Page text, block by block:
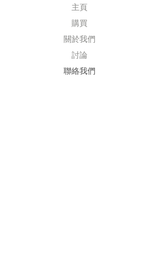
主頁
購買
關於我們
討論
​聯絡我們